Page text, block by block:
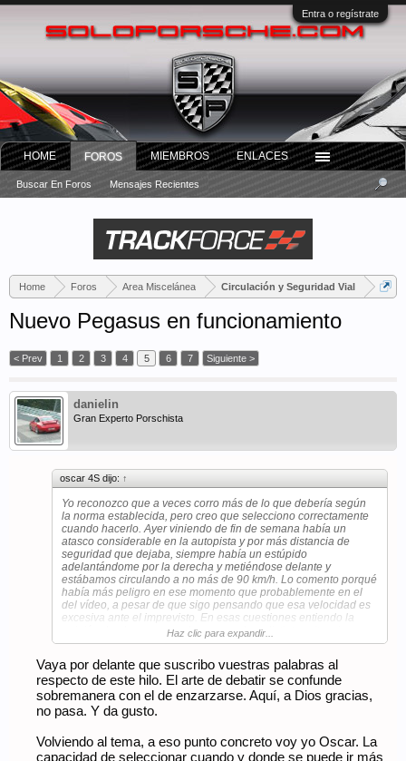
Entra o regístrate
Home Foros Area Miscelánea Circulación y Seguridad Vial
Nuevo Pegasus en funcionamiento
< Prev 1 2 3 4 5 6 7 Siguiente >
danielin
Gran Experto Porschista
oscar 4S dijo: ↑
Yo reconozco que a veces corro más de lo que debería según
la norma establecida, pero creo que selecciono correctamente
cuando hacerlo. Ayer viniendo de fin de semana había un
atasco considerable en la autopista y por más distancia de
seguridad que dejaba, siempre había un estúpido
adelantándome por la derecha y metiéndose delante y
estábamos circulando a no más de 90 km/h. Lo comento porqué
había más peligro en ese momento que probablemente en el
del vídeo, a pesar de que sigo pensando que esa velocidad es
excesiva ante el imprevisto. En esas cuestiones entiendo la
opinión de algunos cuando comparaban distintas situaciones.
Haz clic para expandir...
Vaya por delante que suscribo vuestras palabras al
respecto de este hilo. El arte de debatir se confunde
sobremanera con el de enzarzarse. Aquí, a Dios gracias,
no pasa. Y da gusto.
Volviendo al tema, a eso punto concreto voy yo Oscar. La
capacidad de seleccionar cuando y donde se puede ir más
HOME FOROS
Buscar En Foros Mensajes Recientes
MIEMBROS ENLACES